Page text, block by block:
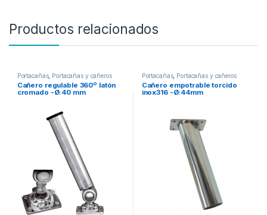
Productos relacionados
Portacañas, Portacañas y cañeros
Cañero regulable 360º latón
cromado -Ø:40 mm
Portacañas, Portacañas y cañeros
Cañero empotrable torcido
inox316 -Ø:44mm